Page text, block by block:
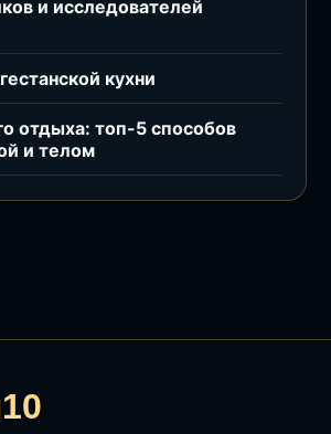
и исследователей
кухни
отдыха: топ-5 способов
и телом